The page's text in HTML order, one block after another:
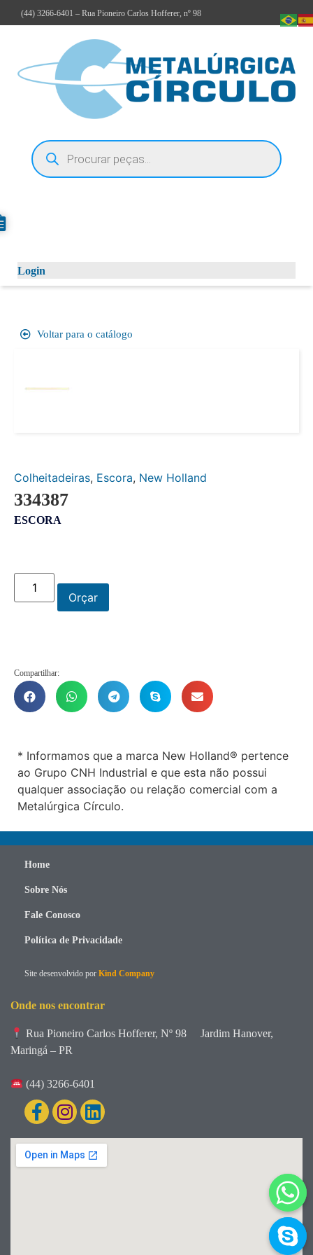
(44) 3266-6401 – Rua Pioneiro Carlos Hofferer, nº 98
Login
Voltar para o catálogo
Colheitadeiras, Escora, New Holland
334387
ESCORA
Orçar
Compartilhar:
* Informamos que a marca New Holland® pertence
ao Grupo CNH Industrial e que esta não possui
qualquer associação ou relação comercial com a
Metalúrgica Círculo.
Home
Sobre Nós
Fale Conosco
Política de Privacidade
Site desenvolvido por Kind Company
Onde nos encontrar
Rua Pioneiro Carlos Hofferer, Nº 98
Jardim Hanover,
Maringá – PR
(44) 3266-6401